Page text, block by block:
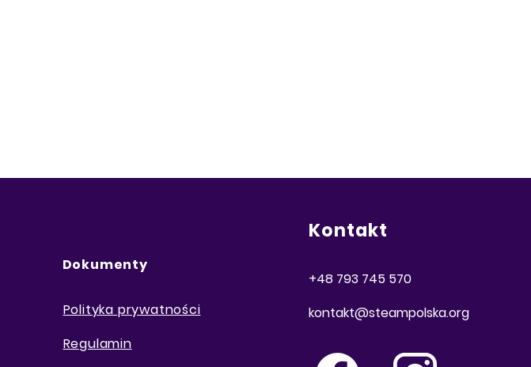
Dokumenty
Polityka prywatności
Regulamin
Kontakt
+48 793 745 570
kontakt@steampolska.org